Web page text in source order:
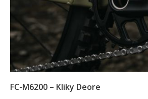
FC-M6200 – Kliky Deore